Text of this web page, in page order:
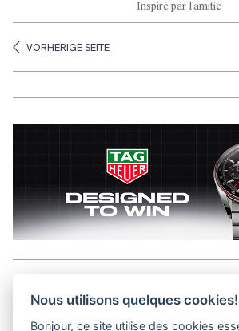
Inspiré par l’amitié
VORHERIGE SEITE
Nous utilisons quelques cookies!
Bonjour, ce site utilise des cookies